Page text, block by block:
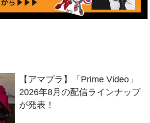
【アマプラ】「Prime Video」
2026年8月の配信ラインナップ
が発表！